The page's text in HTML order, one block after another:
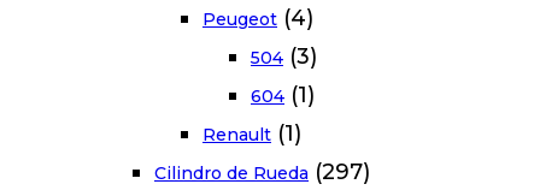
Peugeot (4)
504 (3)
604 (1)
Renault (1)
Cilindro de Rueda (297)